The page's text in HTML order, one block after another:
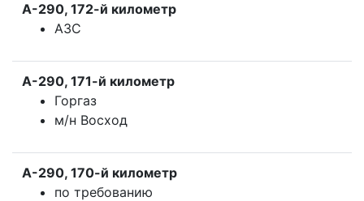
А-290, 172-й километр
АЗС
А-290, 171-й километр
Горгаз
м/н Восход
А-290, 170-й километр
по требованию